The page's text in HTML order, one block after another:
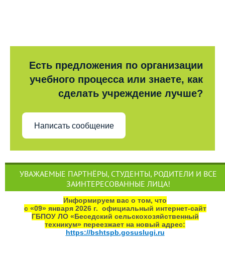
Есть предложения по организации
учебного процесса или знаете, как
сделать учреждение лучше?
Написать сообщение
УВАЖАЕМЫЕ ПАРТНЁРЫ, СТУДЕНТЫ, РОДИТЕЛИ И ВСЕ
ЗАИНТЕРЕСОВАННЫЕ ЛИЦА!
Информируем вас о том, что
с «09» января 2026 г. официальный интернет‑сайт
ГБПОУ ЛО «Беседский сельскохозяйственный
техникум» переезжает на новый адрес:
https://bshtspb.gosuslugi.ru